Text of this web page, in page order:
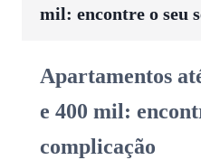
mil: encontre o seu
Apartamentos
e 400 mil:
complicação